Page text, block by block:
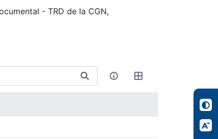
- TRD de la CGN,